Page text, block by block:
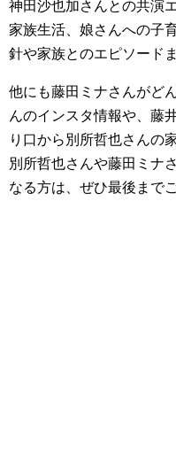
神田沙也加さんとの共演
家族生活、娘さんへの子
針や家族とのエピソード
他にも藤田ミナさんがど
んのインスタ情報や、藤
り口から別所哲也さんの
別所哲也さんや藤田ミナ
なる方は、ぜひ最後まで